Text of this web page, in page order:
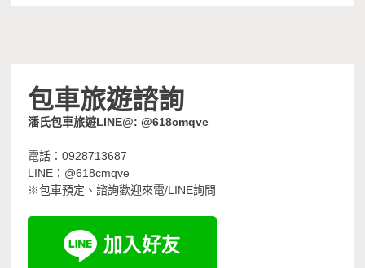
包車旅遊諮詢
潘氏包車旅遊LINE@: @618cmqve
電話：0928713687
LINE：@618cmqve
※包車預定、諮詢歡迎來電/LINE詢問